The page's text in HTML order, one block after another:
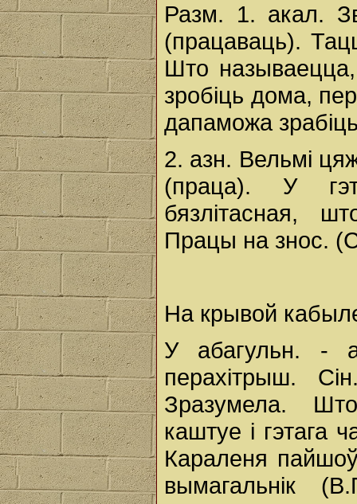
Разм. 1. акал.
(працаваць).
Што
зробіць дома,
дапаможа
2. азн. Вельмі
(праца). У
бязлітасная,
Працы на знос.
На крывой
У абагульн. -
перахітрыш.
Зразумела.
каштуе і гэтага
Караленя
вымагальнік